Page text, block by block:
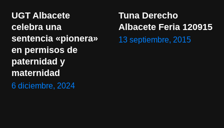
UGT Albacete
celebra una
sentencia «pionera»
en permisos de
paternidad y
maternidad
6 diciembre, 2024
Tuna Derecho
Albacete Feria 120915
13 septiembre, 2015